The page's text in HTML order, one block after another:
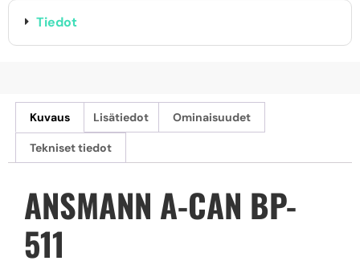
Tiedot
Kuvaus Lisätiedot Ominaisuudet
Tekniset tiedot
ANSMANN A-CAN BP-
511